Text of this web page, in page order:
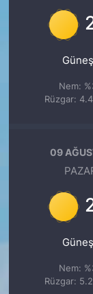
Nem:
Rüzgar:
09
Nem:
Rüzgar: